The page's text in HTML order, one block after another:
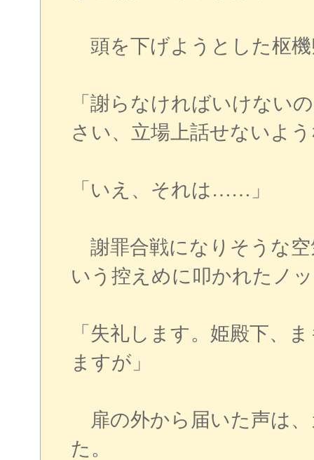
頭を下げようとした枢
「謝らなければいけない
さい、立場上話せないよ
「いえ、それは……」
謝罪合戦になりそうな
いう控えめに叩かれたノ
「失礼します。姫殿下、
ますが」
扉の外から届いた声は
た。